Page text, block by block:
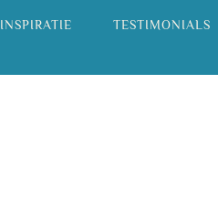
INSPIRATIE TESTIMONIALS